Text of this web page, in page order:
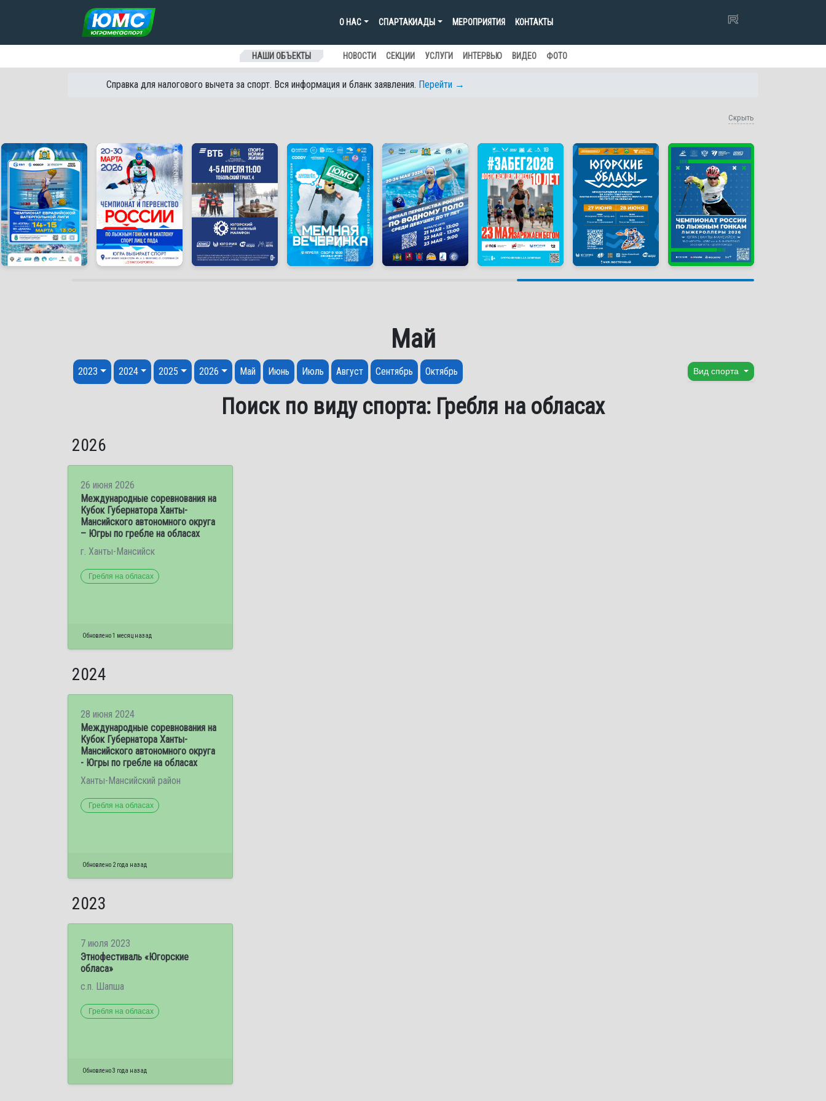
Перейти к содержанию
О НАС СПАРТАКИАДЫ МЕРОПРИЯТИЯ КОНТАКТЫ
НАШИ ОБЪЕКТЫ НОВОСТИ СЕКЦИИ УСЛУГИ ИНТЕРВЬЮ ВИДЕО ФОТО
Справка для налогового вычета за спорт. Вся информация и бланк заявления. Перейти →
Скрыть
Май
Перейти к содержанию
2023 2024 2025 2026 Май Июнь Июль Август Сентябрь Октябрь Вид спорта
Поиск по виду спорта: Гребля на обласах
2026
26 июня 2026
Международные соревнования на
Кубок Губернатора Ханты-
Мансийского автономного округа
– Югры по гребле на обласах
г. Ханты-Мансийск
Гребля на обласах
Обновлено 1 месяц назад
2024
28 июня 2024
Международные соревнования на
Кубок Губернатора Ханты-
Мансийского автономного округа
- Югры по гребле на обласах
Ханты-Мансийский район
Гребля на обласах
Обновлено 2 года назад
2023
7 июля 2023
Этнофестиваль «Югорские
обласа»
с.п. Шапша
Гребля на обласах
Обновлено 3 года назад